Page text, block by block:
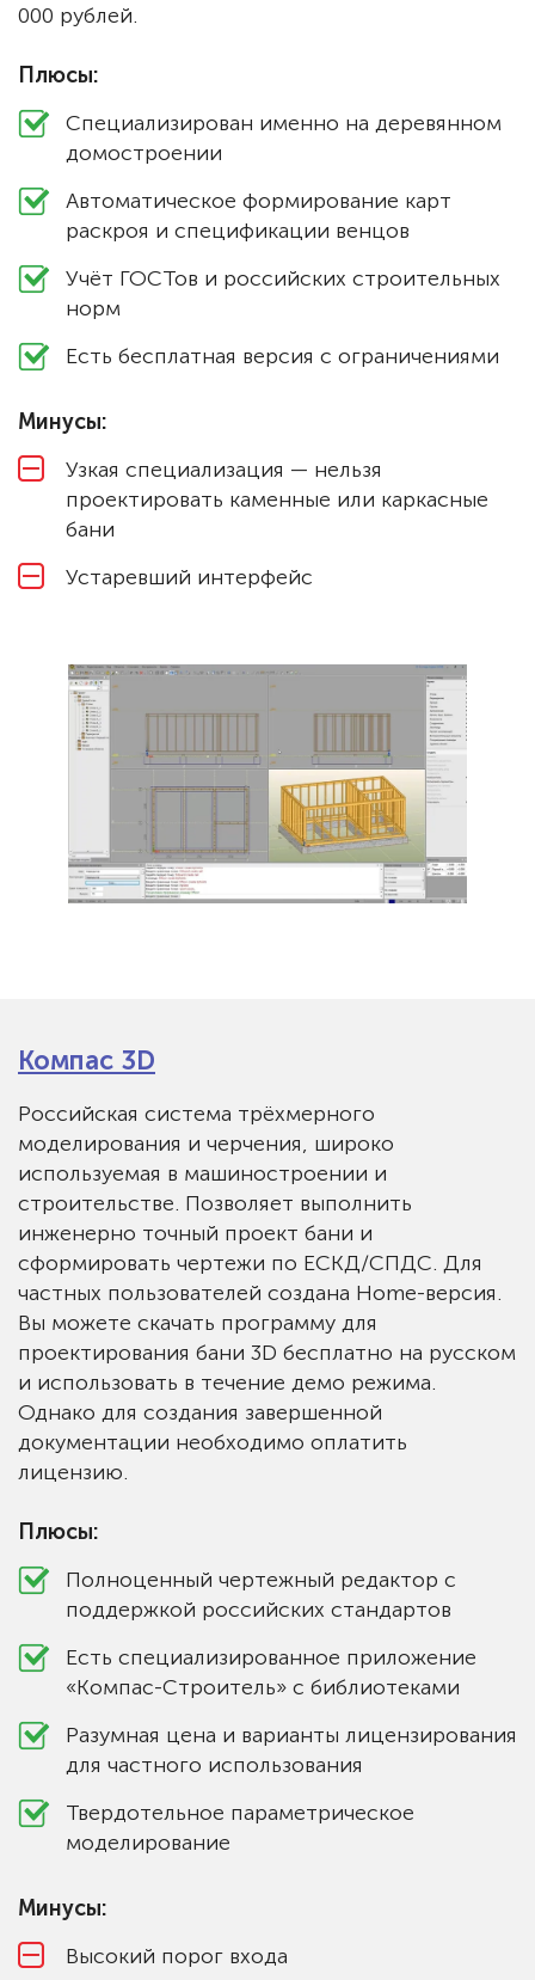
000 рублей.
Плюсы:
Специализирован именно на деревянном
домостроении
Автоматическое формирование карт
раскроя и спецификации венцов
Учёт ГОСТов и российских строительных
норм
Есть бесплатная версия с ограничениями
Минусы:
Узкая специализация — нельзя
проектировать каменные или каркасные
бани
Устаревший интерфейс
Компас 3D
Российская система трёхмерного
моделирования и черчения, широко
используемая в машиностроении и
строительстве. Позволяет выполнить
инженерно точный проект бани и
сформировать чертежи по ЕСКД/СПДС. Для
частных пользователей создана Home-версия.
Вы можете скачать программу для
проектирования бани 3D бесплатно на русском
и использовать в течение демо режима.
Однако для создания завершенной
документации необходимо оплатить
лицензию.
Плюсы:
Полноценный чертежный редактор с
поддержкой российских стандартов
Есть специализированное приложение
«Компас-Строитель» с библиотеками
Разумная цена и варианты лицензирования
для частного использования
Твердотельное параметрическое
моделирование
Минусы:
Высокий порог входа